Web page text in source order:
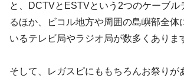
と、DCTVとESTVという2つのケーブル
るほか、ビコル地方や周囲の島嶼部全体
いるテレビ局やラジオ局が数多くありま
そして、レガスピにももちろんお祭りが